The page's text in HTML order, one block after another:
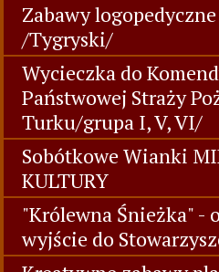
Zabawy
/Tygryski/
Wycieczka do
Państwowej Straży
Turku/grupa I, V, VI/
Sobótkowe Wianki
KULTURY
"Królewna Śnieżka" -
wyjście do